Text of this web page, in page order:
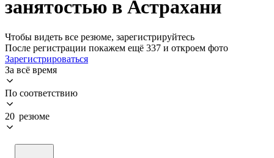
занятостью в Астрахани
Чтобы видеть все резюме, зарегистрируйтесь
После регистрации покажем ещё 337 и откроем фото
Зарегистрироваться
За всё время
По соответствию
20 резюме